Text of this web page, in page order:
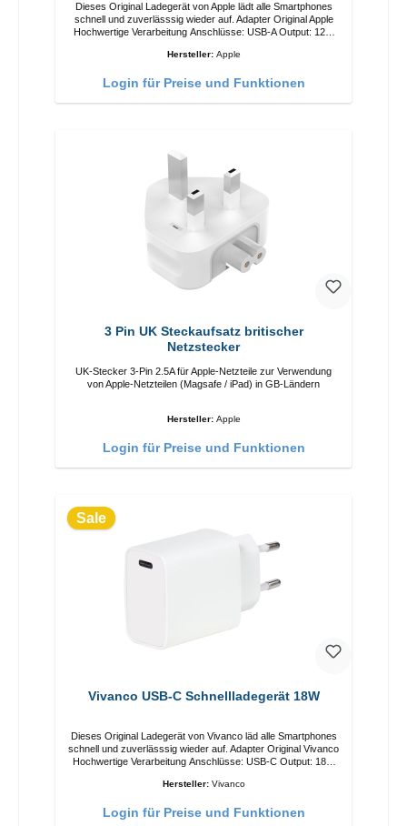
Dieses Original Ladegerät von Apple lädt alle Smartphones
schnell und zuverlässsig wieder auf. Adapter Original Apple
Hochwertige Verarbeitung Anschlüsse: USB-A Output: 12W
Hersteller: Apple
Login für Preise und Funktionen
3 Pin UK Steckaufsatz britischer
Netzstecker
UK-Stecker 3-Pin 2.5A für Apple-Netzteile zur Verwendung
von Apple-Netzteilen (Magsafe / iPad) in GB-Ländern
Hersteller: Apple
Login für Preise und Funktionen
Sale
Vivanco USB-C Schnellladegerät 18W
Dieses Original Ladegerät von Vivanco läd alle Smartphones
schnell und zuverlässsig wieder auf. Adapter Original Vivanco
Hochwertige Verarbeitung Anschlüsse: USB-C Output: 18W
Hersteller: Vivanco
Login für Preise und Funktionen